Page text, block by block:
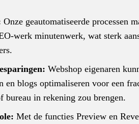
Onze geautomatiseerde processen
werk minutenwerk, wat sterk
Webshop eigenaren
en blogs optimaliseren voor een
bureau in rekening zou brengen.
Met de functies Preview en